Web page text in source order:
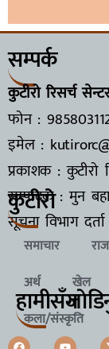
सम्पर्क
कुटीरो रिसर्च
फोन :
इमेल :
प्रकाशक : कुटीरो
सम्पादक : मुन
सूचना विभाग
कुटीरो
समाचार
अर्थ
खेल
कला/संस्कृति
हामीसँग